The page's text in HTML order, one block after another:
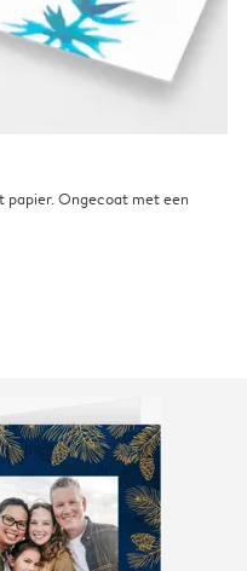
papier. Ongecoat met een